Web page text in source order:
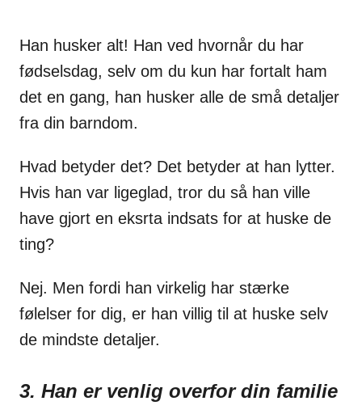
Han husker alt! Han ved hvornår du har
fødselsdag, selv om du kun har fortalt ham
det en gang, han husker alle de små detaljer
fra din barndom.
Hvad betyder det? Det betyder at han lytter.
Hvis han var ligeglad, tror du så han ville
have gjort en eksrta indsats for at huske de
ting?
Nej. Men fordi han virkelig har stærke
følelser for dig, er han villig til at huske selv
de mindste detaljer.
3. Han er venlig overfor din familie